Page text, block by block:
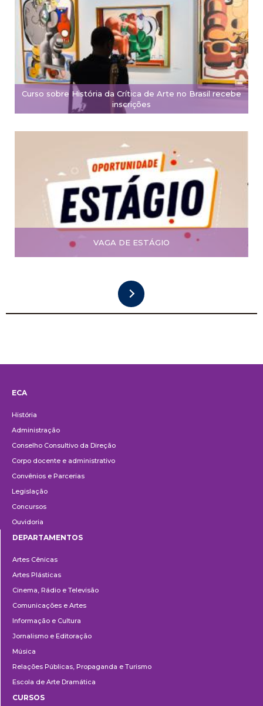
Curso sobre História da Crítica de Arte no Brasil recebe
inscrições
VAGA DE ESTÁGIO
ECA
História
Administração
Conselho Consultivo da Direção
Corpo docente e administrativo
Convênios e Parcerias
Legislação
Concursos
Ouvidoria
DEPARTAMENTOS
Artes Cênicas
Artes Plásticas
Cinema, Rádio e Televisão
Comunicações e Artes
Informação e Cultura
Jornalismo e Editoração
Música
Relações Públicas, Propaganda e Turismo
Escola de Arte Dramática
CURSOS